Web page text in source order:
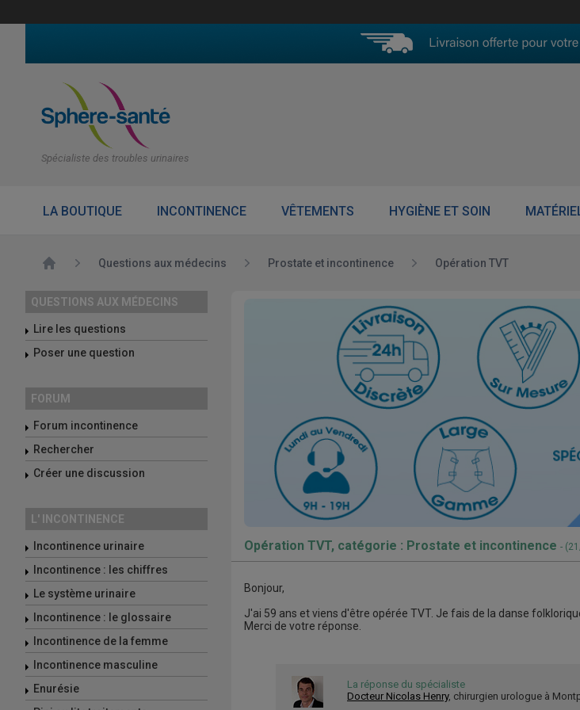
Spécialiste des troubles urinaires
LA BOUTIQUE INCONTINENCE VÊTEMENTS HYGIÈNE ET SOIN
Accueil Questions aux médecins Prostate et incontinence Opération TVT
QUESTIONS AUX MÉDECINS
Lire les questions
Poser une question
FORUM
Forum incontinence
Rechercher
Créer une discussion
L' INCONTINENCE
Incontinence urinaire
Incontinence : les chiffres
Le système urinaire
Incontinence : le glossaire
Incontinence de la femme
Incontinence masculine
Enurésie
Opération TVT, catégorie : Prostate et incontinence -
Bonjour,
J'ai 59 ans et viens d'être opérée TVT. Je fais de la danse
Merci de votre réponse.
La réponse du spécialiste
Docteur Nicolas Henry, chirurgien urologue à